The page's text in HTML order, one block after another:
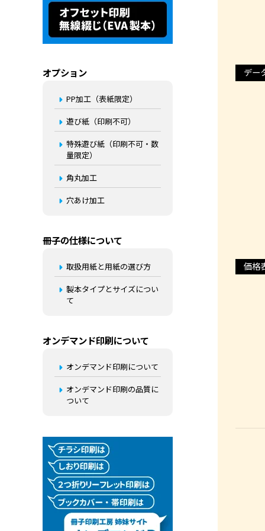
デー
価格
オプション
PP加工（表紙限定）
遊び紙（印刷不可）
特殊遊び紙（印刷不可・数
量限定）
角丸加工
穴あけ加工
冊子の仕様について
取扱用紙と用紙の選び方
製本タイプとサイズについ
て
オンデマンド印刷について
オンデマンド印刷について
オンデマンド印刷の品質に
ついて